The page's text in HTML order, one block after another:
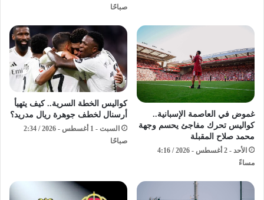
صباحًا
غموض في العاصمة الإسبانية..
كواليس تحرك مفاجئ يحسم وجهة
محمد صلاح المقبلة
الأحد - 2 أغسطس - 2026 / 4:16
مساءً
كواليس الخطة السرية.. كيف يتهيأ
أرسنال لخطف جوهرة ريال مدريد؟
السبت - 1 أغسطس - 2026 / 2:34
صباحًا